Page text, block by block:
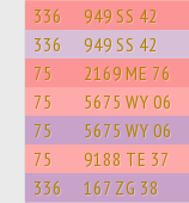
336 949 SS 42
336 949 SS 42
75 2169 ME 76
75 5675 WY 06
75 5675 WY 06
75 9188 TE 37
336 167 ZG 38